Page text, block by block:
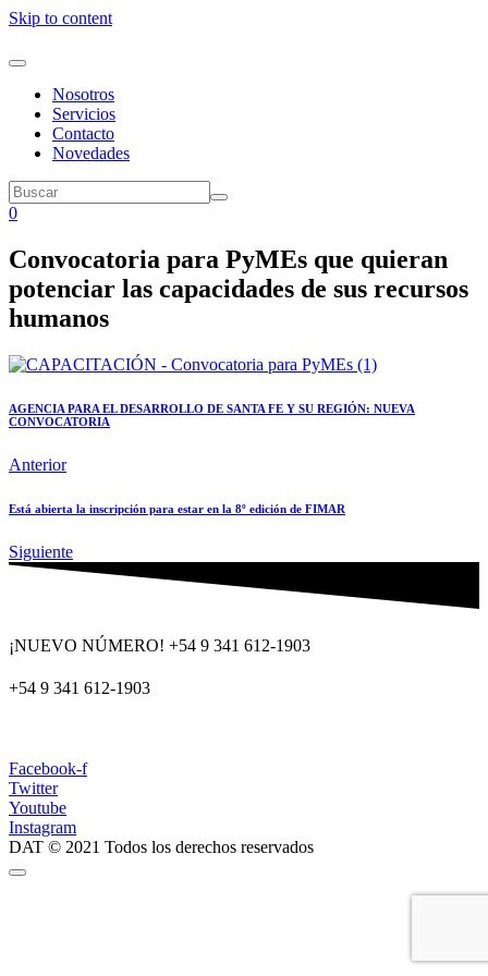
Skip to content
Nosotros
Servicios
Contacto
Novedades
0
Convocatoria para PyMEs que quieran
potenciar las capacidades de sus recursos
humanos
AGENCIA PARA EL DESARROLLO DE SANTA FE Y SU REGIÓN: NUEVA
CONVOCATORIA
Anterior
Está abierta la inscripción para estar en la 8º edición de FIMAR
Siguiente
¡NUEVO NÚMERO! +54 9 341 612-1903
+54 9 341 612-1903
Facebook-f
Twitter
Youtube
Instagram
DAT © 2021 Todos los derechos reservados